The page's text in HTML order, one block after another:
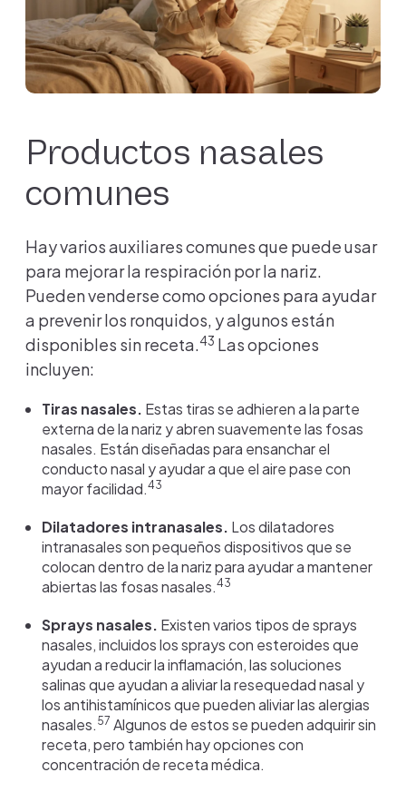
Productos nasales
comunes
Hay varios auxiliares comunes que puede usar
para mejorar la respiración por la nariz.
Pueden venderse como opciones para ayudar
a prevenir los ronquidos, y algunos están
disponibles sin receta.43 Las opciones
incluyen:
Tiras nasales. Estas tiras se adhieren a la parte
externa de la nariz y abren suavemente las fosas
nasales. Están diseñadas para ensanchar el
conducto nasal y ayudar a que el aire pase con
mayor facilidad.43
Dilatadores intranasales. Los dilatadores
intranasales son pequeños dispositivos que se
colocan dentro de la nariz para ayudar a mantener
abiertas las fosas nasales.43
Sprays nasales. Existen varios tipos de sprays
nasales, incluidos los sprays con esteroides que
ayudan a reducir la inflamación, las soluciones
salinas que ayudan a aliviar la resequedad nasal y
los antihistamínicos que pueden aliviar las alergias
nasales. 57 Algunos de estos se pueden adquirir sin
receta, pero también hay opciones con
concentración de receta médica.